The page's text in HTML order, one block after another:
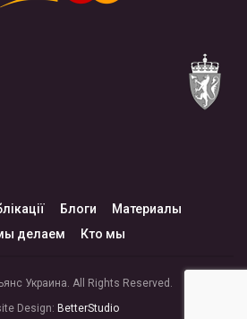
Блоги
Материалы
делаем
Кто мы
Украина. All Rights Reserved.
Design: BetterStudio